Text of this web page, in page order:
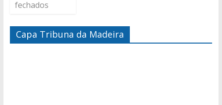
fechados
Capa Tribuna da Madeira